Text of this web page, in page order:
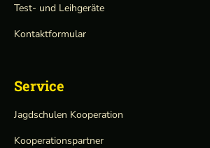
Test- und Leihgeräte
Kontaktformular
Service
Jagdschulen Kooperation
Kooperationspartner